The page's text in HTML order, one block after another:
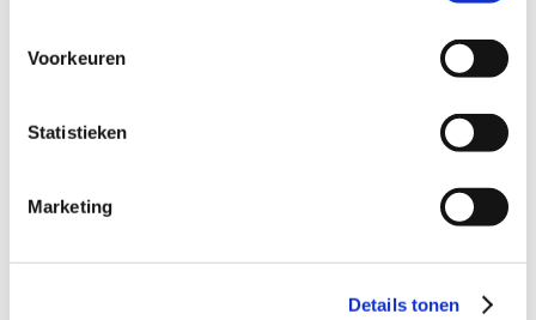
Voorkeuren
Statistieken
Marketing
Details tonen
9 Verdacht van drugsdelict
9 Verdacht van zedendelict
9 Verdacht van vandalisme
9 Verdacht van stalking
Dagvaarding rijden onder invloed